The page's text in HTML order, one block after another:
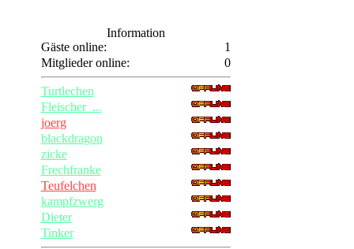
Information
Gäste online:
1
Mitglieder online:
0
Turtlechen
Fleischer_...
joerg
blackdragon
zicke
Frechfranke
Teufelchen
kampfzwerg
Dieter
Tinker